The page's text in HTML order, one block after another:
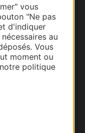
vous
"Ne pas
d'indiquer
au
Vous
moment ou
politique